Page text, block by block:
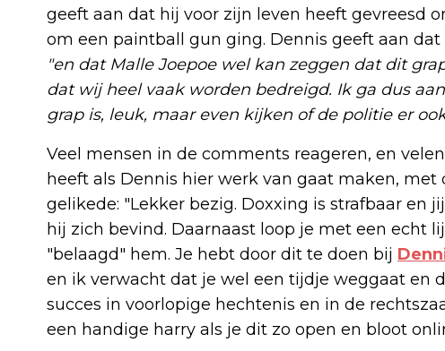
geeft aan dat hij voor zijn leven heeft gevreesd
om een paintball gun ging. Dennis geeft aan
"en dat Malle Joepoe wel kan zeggen dat dit
dat wij heel vaak worden bedreigd. Ik ga dus
grap is, leuk, maar even kijken of de politie er
Veel mensen in de comments reageren, en
heeft als Dennis hier werk van gaat maken,
gelikede: "Lekker bezig. Doxxing is strafbaar en
hij zich bevind. Daarnaast loop je met een echt
"belaagd" hem. Je hebt door dit te doen bij
en ik verwacht dat je wel een tijdje weggaat en
succes in voorlopige hechtenis en in de
een handige harry als je dit zo open en bloot